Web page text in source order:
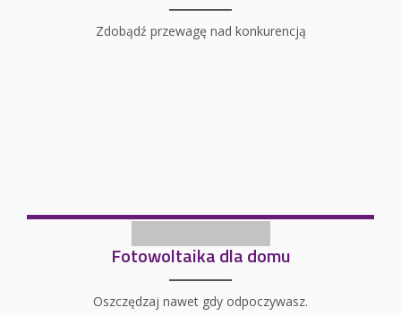
Zdobądź przewagę nad konkurencją
Fotowoltaika dla domu
Oszczędzaj nawet gdy odpoczywasz.